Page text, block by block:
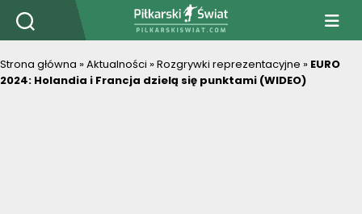
PiłkarskiSwiat.com
Strona główna »Aktualności »Rozgrywki reprezentacyjne » EURO
2024: Holandia i Francja dzielą się punktami (WIDEO)